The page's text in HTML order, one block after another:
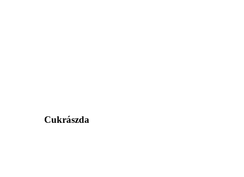
Cukrászda